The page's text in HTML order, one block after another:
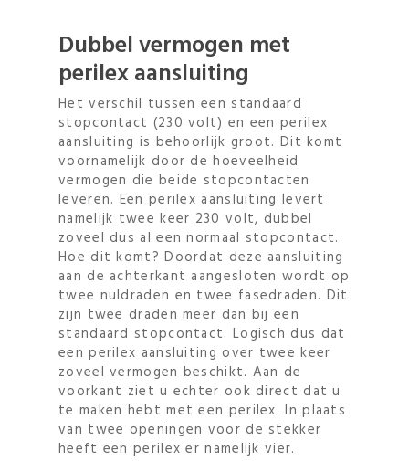
Dubbel vermogen met
perilex aansluiting
Het verschil tussen een standaard
stopcontact (230 volt) en een perilex
aansluiting is behoorlijk groot. Dit komt
voornamelijk door de hoeveelheid
vermogen die beide stopcontacten
leveren. Een perilex aansluiting levert
namelijk twee keer 230 volt, dubbel
zoveel dus al een normaal stopcontact.
Hoe dit komt? Doordat deze aansluiting
aan de achterkant aangesloten wordt op
twee nuldraden en twee fasedraden. Dit
zijn twee draden meer dan bij een
standaard stopcontact. Logisch dus dat
een perilex aansluiting over twee keer
zoveel vermogen beschikt. Aan de
voorkant ziet u echter ook direct dat u
te maken hebt met een perilex. In plaats
van twee openingen voor de stekker
heeft een perilex er namelijk vier.